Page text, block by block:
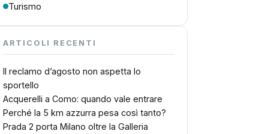
Turismo
ARTICOLI RECENTI
Il reclamo d’agosto non aspetta lo
sportello
Acquerelli a Como: quando vale entrare
Perché la 5 km azzurra pesa così tanto?
Prada 2 porta Milano oltre la Galleria